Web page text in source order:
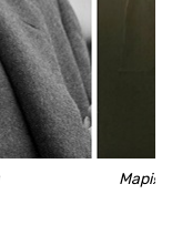
Марія